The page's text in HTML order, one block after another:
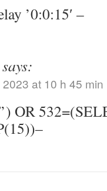
’0:0:15′ –
says:
at 10 h 45 min
OR